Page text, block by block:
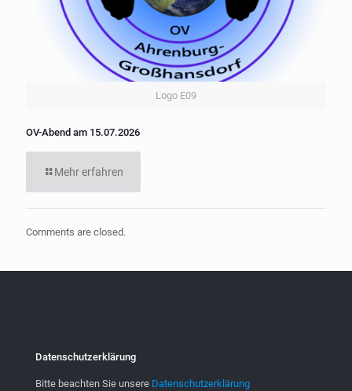
Logo E09
OV-Abend am 15.07.2026
Mehr erfahren
Comments are closed.
Datenschutzerklärung
Bitte beachten Sie unsere Datenschutzerklärung